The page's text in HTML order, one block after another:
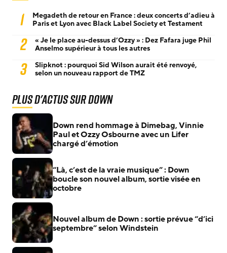
1
Megadeth de retour en France : deux concerts d’adieu à
Paris et Lyon avec Black Label Society et Testament
2
« Je le place au-dessus d’Ozzy » : Dez Fafara juge Phil
Anselmo supérieur à tous les autres
3
Slipknot : pourquoi Sid Wilson aurait été renvoyé,
selon un nouveau rapport de TMZ
Plus d'actus sur Down
Down rend hommage à Dimebag, Vinnie
Paul et Ozzy Osbourne avec un Lifer
chargé d’émotion
“Là, c’est de la vraie musique” : Down
boucle son nouvel album, sortie visée en
octobre
Nouvel album de Down : sortie prévue “d’ici
septembre” selon Windstein